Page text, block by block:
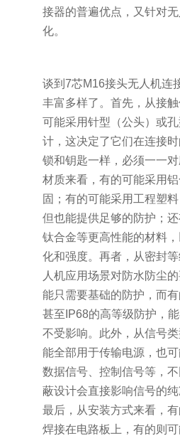
接器的普遍优点，又针对
化。
谈到7芯M16接头无人机连
丰富多样了。首先，从接
可能采用针型（公头）或
计，这决定了它们在连接
锁和钥匙一样，必须一一
材质来看，有的可能采用
固；有的可能采用工程塑
但也能提供足够的防护；
钛合金等更高性能的材料
化和强度。再者，从密封
人机应用场景对防水防尘
能只需要基础的防护，而
甚至IP68的高等级防护，
不受影响。此外，从信号
能全部用于传输电源，也可
数据信号、控制信号等，
蔽设计会直接影响信号的纯
最后，从安装方式来看，
焊接在电路板上，有的则